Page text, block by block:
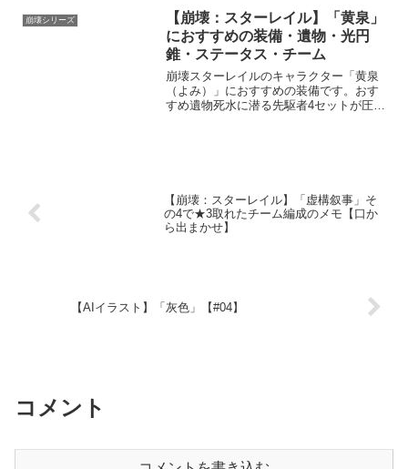
速度が上がります。敵を倒すと再行動で
きるという強力な能力があ...
崩壊シリーズ
【崩壊：スターレイル】「黄泉」
におすすめの装備・遺物・光円
錐・ステータス・チーム
崩壊スターレイルのキャラクター「黄泉
（よみ）」におすすめの装備です。おす
すめ遺物死水に潜る先駆者4セットが圧倒
【崩壊：スターレイル】「虚構叙事」そ
の4で★3取れたチーム編成のメモ【口か
ら出まかせ】
【AIイラスト】「灰色」【#04】
コメント